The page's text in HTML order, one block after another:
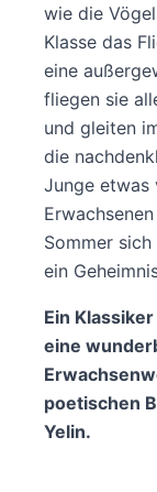
wie die
Klasse das
eine
fliegen sie
und gleiten
die
Junge etwas
Sommer
ein
Ein
eine
poetischen
Yelin.